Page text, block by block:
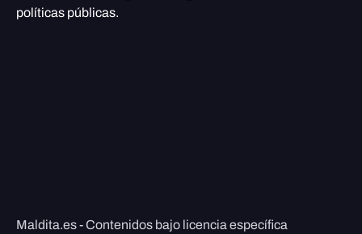
políticas públicas.
Maldita.es - Contenidos bajo licencia específica